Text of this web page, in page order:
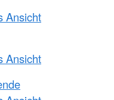
Ansicht
Ansicht